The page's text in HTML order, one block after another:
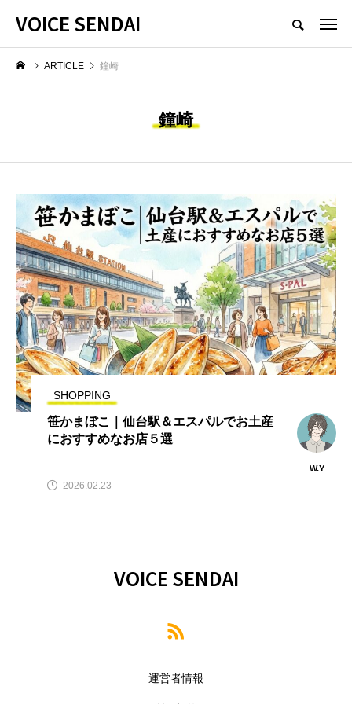
VOICE SENDAI
ARTICLE 鐘崎
鐘崎
SHOPPING
笹かまぼこ｜仙台駅＆エスパルでお土産
におすすめなお店５選
W.Y
2026.02.23
VOICE SENDAI
運営者情報